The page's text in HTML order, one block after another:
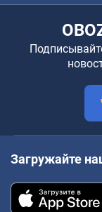
Загружайте